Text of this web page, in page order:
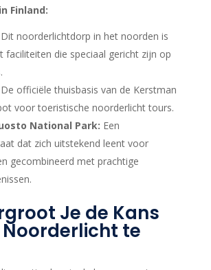
Finland:
Dit noorderlichtdorp in het noorden is
faciliteiten die speciaal gericht zijn op
De officiële thuisbasis van de Kerstman
voor toeristische noorderlicht tours.
National Park: Een
dat zich uitstekend leent voor
gecombineerd met prachtige
Je de Kans
te